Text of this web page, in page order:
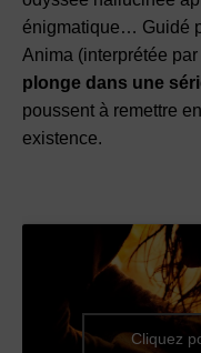
énigmatique… Guidé
Anima (interprétée
plonge dans une
poussent à remettre
existence.
Cliquez